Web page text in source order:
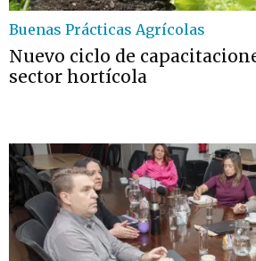
Buenas Prácticas Agrícolas
Nuevo ciclo de
sector hortícola